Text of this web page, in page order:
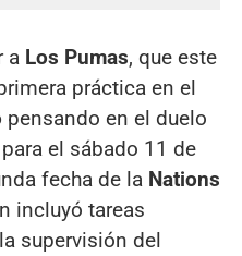
a Los Pumas, que este
práctica en el
pensando en el duelo
el sábado 11 de
fecha de la Nations
incluyó tareas
supervisión del